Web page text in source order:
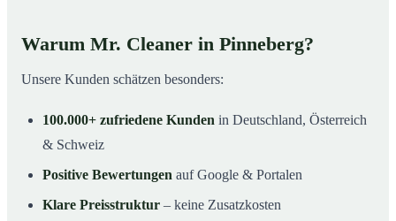
Warum Mr. Cleaner in Pinneberg?
Unsere Kunden schätzen besonders:
100.000+ zufriedene Kunden in Deutschland, Österreich
& Schweiz
Positive Bewertungen auf Google & Portalen
Klare Preisstruktur – keine Zusatzkosten